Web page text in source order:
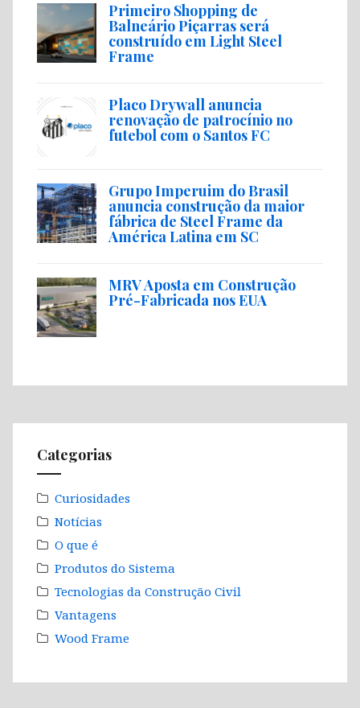
Primeiro Shopping de
Balneário Piçarras será
construído em Light Steel
Frame
Placo Drywall anuncia
renovação de patrocínio no
futebol com o Santos FC
Grupo Imperuim do Brasil
anuncia construção da maior
fábrica de Steel Frame da
América Latina em SC
MRV Aposta em Construção
Pré-Fabricada nos EUA
Categorias
Curiosidades
Notícias
O que é
Produtos do Sistema
Tecnologias da Construção Civil
Vantagens
Wood Frame